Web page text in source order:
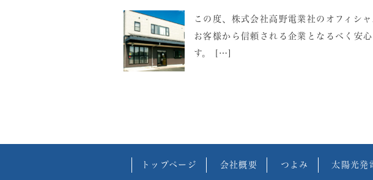
この度、株式会社高野電業社のオフィシ
お客様から信頼される企業となるべく安
す。 […]
トップページ 会社概要 つよみ 太陽光発